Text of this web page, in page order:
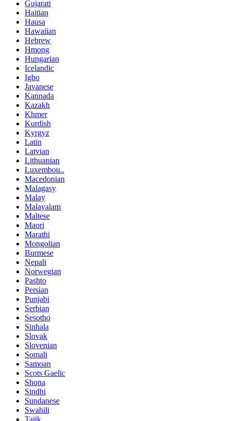
Gujarati
Haitian
Hausa
Hawaiian
Hebrew
Hmong
Hungarian
Icelandic
Igbo
Javanese
Kannada
Kazakh
Khmer
Kurdish
Kyrgyz
Latin
Latvian
Lithuanian
Luxembou..
Macedonian
Malagasy
Malay
Malayalam
Maltese
Maori
Marathi
Mongolian
Burmese
Nepali
Norwegian
Pashto
Persian
Punjabi
Serbian
Sesotho
Sinhala
Slovak
Slovenian
Somali
Samoan
Scots Gaelic
Shona
Sindhi
Sundanese
Swahili
Tajik